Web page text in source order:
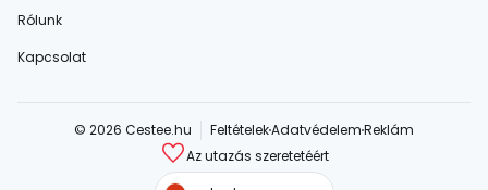
Rólunk
Kapcsolat
© 2026 Cestee.hu FeltételekAdatvédelemReklám
Az utazás szeretetéért
cestee.com